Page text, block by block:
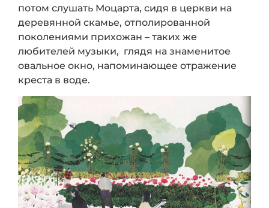
потом слушать Моцарта, сидя в церкви на
деревянной скамье, отполированной
поколениями прихожан – таких же
любителей музыки, глядя на знаменитое
овальное окно, напоминающее отражение
креста в воде.